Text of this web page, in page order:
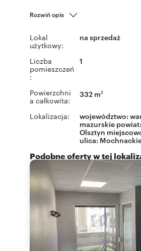
Rozwiń opis
Lokal
użytkowy:
na sprzedaż
Liczba
pomieszczeń
:
1
Powierzchni
a całkowita:
332 m2
Lokalizacja: województwo:
mazurskie powiat:
Olsztyn
ulica:
Podobne oferty w tej